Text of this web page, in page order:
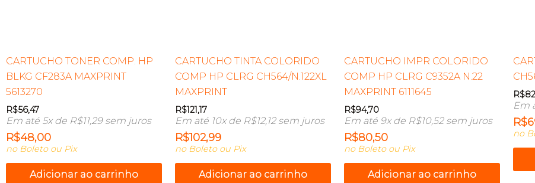
CARTUCHO TONER COMP. HP
BLKG CF283A MAXPRINT
5613270
R$56,47
Em até 5x de R$11,29sem juros
R$48,00
no Boleto ou Pix
Adicionar ao carrinho
CARTUCHO TINTA COLORIDO
COMP HP CLRG CH564/N.122XL
MAXPRINT
R$121,17
Em até 10x de R$12,12sem juros
R$102,99
no Boleto ou Pix
Adicionar ao carrinho
CARTUCHO IMPR COLORIDO
COMP HP CLRG C9352A N.22
MAXPRINT 6111645
R$94,70
Em até 9x de R$10,52sem juros
R$80,50
no Boleto ou Pix
Adicionar ao carrinho
R$
Em
R$
no